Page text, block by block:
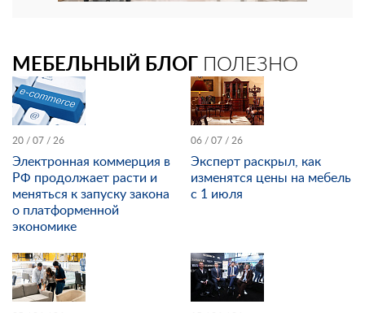
МЕБЕЛЬНЫЙ БЛОГ ПОЛЕЗНО
20 / 07 / 26
Электронная коммерция в
РФ продолжает расти и
меняться к запуску закона
о платформенной
экономике
06 / 07 / 26
Эксперт раскрыл, как
изменятся цены на мебель
с 1 июля